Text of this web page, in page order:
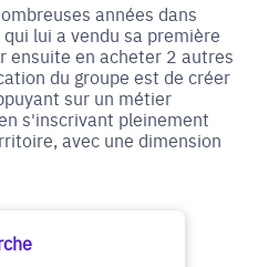
années dans
lui a vendu sa première
ensuite en acheter 2 autres
du groupe est de créer
sur un métier
s'inscrivant pleinement
avec une dimension